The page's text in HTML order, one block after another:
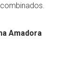
Amadora